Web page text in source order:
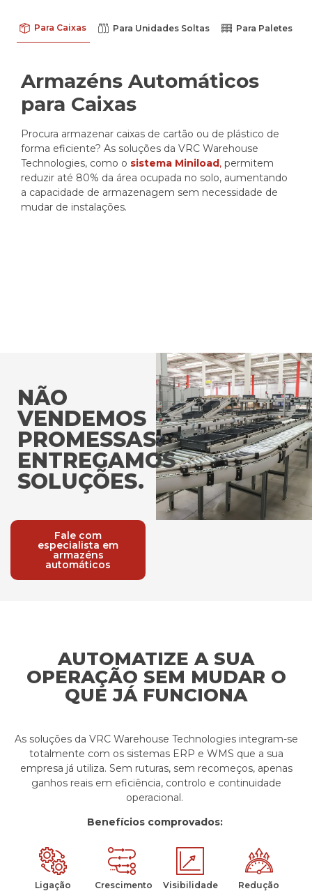
Para Caixas Para Unidades Soltas Para Paletes
Armazéns Automáticos
para Caixas
Procura armazenar caixas de cartão ou de plástico de
forma eficiente? As soluções da VRC Warehouse
Technologies, como o sistema Miniload, permitem
reduzir até 80% da área ocupada no solo, aumentando
a capacidade de armazenagem sem necessidade de
mudar de instalações.
NÃO
VENDEMOS
PROMESSAS.
ENTREGAMOS
SOLUÇÕES.
Fale com
especialista em
armazéns
automáticos
AUTOMATIZE A SUA
OPERAÇÃO SEM MUDAR O
QUE JÁ FUNCIONA
As soluções da VRC Warehouse Technologiesintegram-se
totalmente com os sistemas ERP e WMS que a sua
empresa já utiliza. Sem ruturas, sem recomeços,apenas
ganhos reais em eficiência, controlo e continuidade
operacional.
Benefícios comprovados:
Ligação
Crescimento
Visibilidade
Redução